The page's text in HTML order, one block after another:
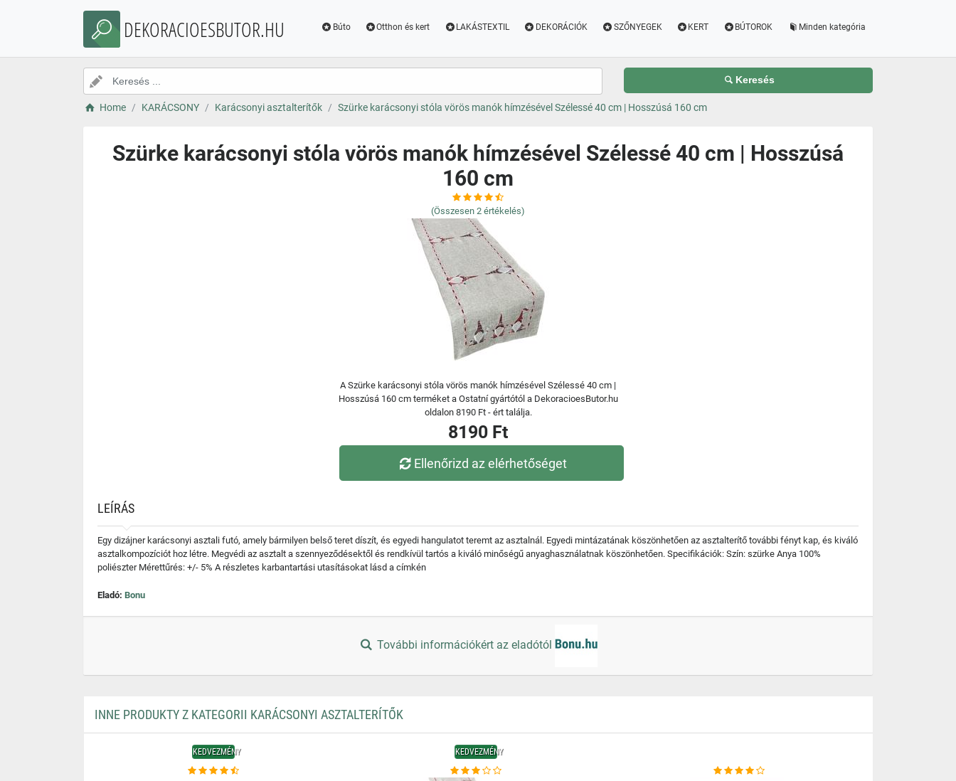
DEKORACIOESBUTOR.HU Búto Otthon és kert LAKÁSTEXTIL DEKORÁCIÓK SZŐNYEGEK KERT BÚTOROK Minden kategória
Keresés
Home KARÁCSONY Karácsonyi asztalterítők Szürke karácsonyi stóla vörös manók hímzésével Szélessé 40 cm | Hosszúsá 160 cm
Szürke karácsonyi stóla vörös manók hímzésével Szélessé 40 cm | Hosszúsá
160 cm
(Összesen 2 értékelés)
A Szürke karácsonyi stóla vörös manók hímzésével Szélessé 40 cm |
Hosszúsá 160 cm terméket a Ostatní gyártótól a DekoracioesButor.hu
oldalon 8190 Ft - ért találja.
8190 Ft
Ellenőrizd az elérhetőséget
LEÍRÁS
Egy dizájner karácsonyi asztali futó, amely bármilyen belső teret díszít, és egyedi hangulatot teremt az asztalnál. Egyedi mintázatának köszönhetően az asztalterítő további fényt kap, és kiváló
asztalkompozíciót hoz létre. Megvédi az asztalt a szennyeződésektől és rendkívül tartós a kiváló minőségű anyaghasználatnak köszönhetően. Specifikációk: Szín: szürke Anya 100%
poliészter Mérettűrés: +/- 5% A részletes karbantartási utasításokat lásd a címkén
Eladó: Bonu
További információkért az eladótól
INNE PRODUKTY Z KATEGORII KARÁCSONYI ASZTALTERÍTŐK
KEDVEZMÉNY KEDVEZMÉNY